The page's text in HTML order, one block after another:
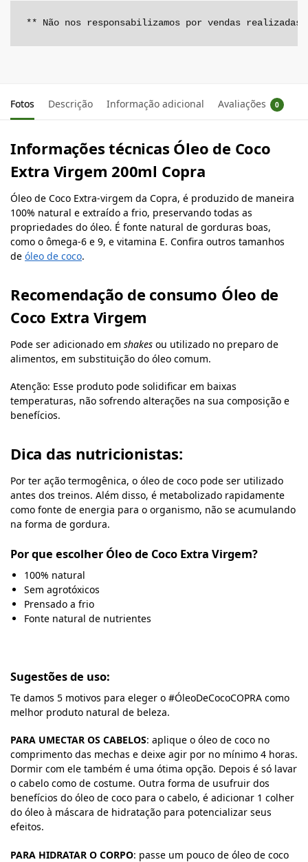
** Não nos responsabilizamos por vendas
Fotos Descrição Informação adicional Avaliações 0
Informações técnicas Óleo de Coco
Extra Virgem 200ml Copra
Óleo de Coco Extra-virgem da Copra, é produzido de maneira
100% natural e extraído a frio, preservando todas as
propriedades do óleo. É fonte natural de gorduras boas,
como o ômega-6 e 9, e vitamina E. Confira outros tamanhos
de óleo de coco.
Recomendação de consumo Óleo de
Coco Extra Virgem
Pode ser adicionado em shakes ou utilizado no preparo de
alimentos, em substituição do óleo comum.
Atenção: Esse produto pode solidificar em baixas
temperaturas, não sofrendo alterações na sua composição e
benefícios.
Dica das nutricionistas:
Por ter ação termogênica, o óleo de coco pode ser utilizado
antes dos treinos. Além disso, é metabolizado rapidamente
como fonte de energia para o organismo, não se acumulando
na forma de gordura.
Por que escolher Óleo de Coco Extra Virgem?
100% natural
Sem agrotóxicos
Prensado a frio
Fonte natural de nutrientes
Sugestões de uso:
Te damos 5 motivos para eleger o #ÓleoDeCocoCOPRA como
melhor produto natural de beleza.
PARA UMECTAR OS CABELOS: aplique o óleo de coco no
comprimento das mechas e deixe agir por no mínimo 4 horas.
Dormir com ele também é uma ótima opção. Depois é só lavar
o cabelo como de costume. Outra forma de usufruir dos
benefícios do óleo de coco para o cabelo, é adicionar 1 colher
do óleo à máscara de hidratação para potencializar seus
efeitos.
PARA HIDRATAR O CORPO: passe um pouco de óleo de coco